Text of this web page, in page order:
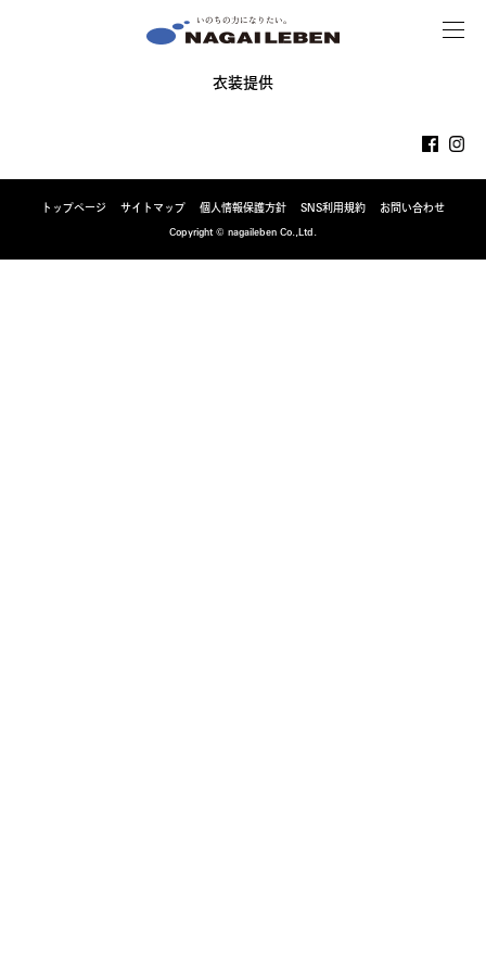
MENU
衣装提供
トップページ サイトマップ 個人情報保護方針 SNS利用規約
お問い合わせ
Copyright © nagaileben Co.,Ltd.